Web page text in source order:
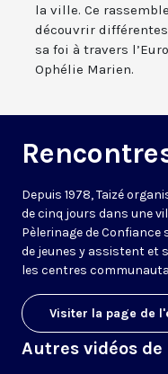
la ville. Ce
découvrir
sa foi à travers
Ophélie Marien.
Depuis 1978, Taizé
de cinq jours dans une
Pèlerinage de Confiance
de jeunes y assistent et
les centres
Visiter la page de
Autres vidéos